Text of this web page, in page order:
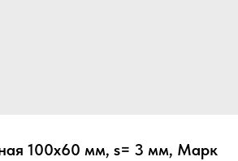
100х60 мм, s= 3 мм, Марк